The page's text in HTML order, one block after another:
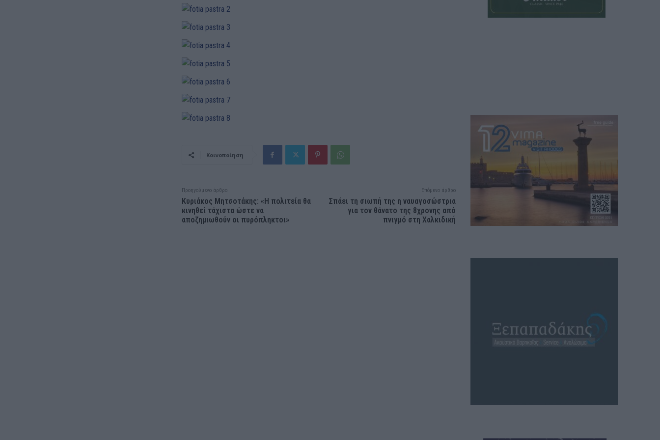
Κοινοποίηση
Προηγούμενο άρθρο
Κυριάκος Μητσοτάκης: «Η πολιτεία θα
κινηθεί τάχιστα ώστε να
αποζημιωθούν οι πυρόπληκτοι»
Επόμενο άρθρο
Σπάει τη σιωπή της η ναυαγοσώστρια
για τον θάνατο της 8χρονης από
πνιγμό στη Χαλκιδική